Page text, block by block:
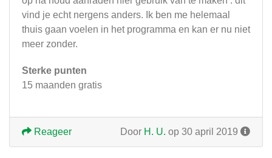
vind je echt nergens anders. Ik ben me helemaal
thuis gaan voelen in het programma en kan er nu niet
meer zonder.
Sterke punten
15 maanden gratis
Door H. U. op 30 april 2019
Reageer